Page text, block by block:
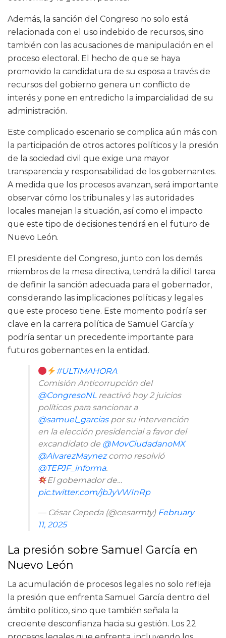
Además, la sanción del Congreso no solo está
relacionada con el uso indebido de recursos, sino
también con las acusaciones de manipulación en el
proceso electoral. El hecho de que se haya
promovido la candidatura de su esposa a través de
recursos del gobierno genera un conflicto de
interés y pone en entredicho la imparcialidad de su
administración.
Este complicado escenario se complica aún más con
la participación de otros actores políticos y la presión
de la sociedad civil que exige una mayor
transparencia y responsabilidad de los gobernantes.
A medida que los procesos avanzan, será importante
observar cómo los tribunales y las autoridades
locales manejan la situación, así como el impacto
que este tipo de decisiones tendrá en el futuro de
Nuevo León.
El presidente del Congreso, junto con los demás
miembros de la mesa directiva, tendrá la difícil tarea
de definir la sanción adecuada para el gobernador,
considerando las implicaciones políticas y legales
que este proceso tiene. Este momento podría ser
clave en la carrera política de Samuel García y
podría sentar un precedente importante para
futuros gobernantes en la entidad.
#ULTIMAHORA
Comisión Anticorrupción del
@CongresoNLreactivó hoy 2 juicios
políticos para sancionar a
@samuel_garciaspor su intervención
en la elección presidencial a favor del
excandidato de @MovCiudadanoMX
@AlvarezMaynezcomo resolvió
@TEPJF_informa.
El gobernador de…
pic.twitter.com/jbJyVWInRp
— César Cepeda (@cesarmty) February
11, 2025
La presión sobre Samuel García en
Nuevo León
La acumulación de procesos legales no solo refleja
la presión que enfrenta Samuel García dentro del
ámbito político, sino que también señala la
creciente desconfianza hacia su gestión. Los 22